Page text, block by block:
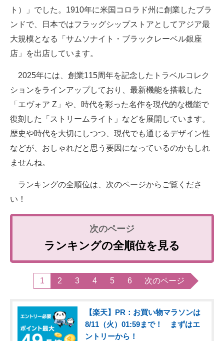
ト）」でした。1910年に米国コロラド州に創業したブラ
ンドで、日本ではフラッグシップストアとしてアジア最
大規模となる「サムソナイト・ブラックレーベル銀座
店」を出店しています。
2025年には、創業115周年を記念したトラベルコレク
ションをラインアップしており、最新機能を搭載した
「エヴォア Z」や、時代を彩った名作を現代的な機能で
復刻した「ストリームライト」などを展開しています。
歴史や時代を大切にしつつ、現代でも通じるデザイン性
などが、おしゃれだと思う要因になっているのかもしれ
ませんね。
ランキングの全順位は、次のページからご覧くださ
い！
ランキングの全順位を見る
1 2 3 4 5 6 次のページ
【楽天】PR：お買い物マラソンは
8/11（火）01:59まで！ まずはエ
ントリーから！